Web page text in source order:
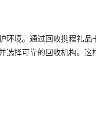
环境。通过回收携程礼
选择可靠的回收机构。